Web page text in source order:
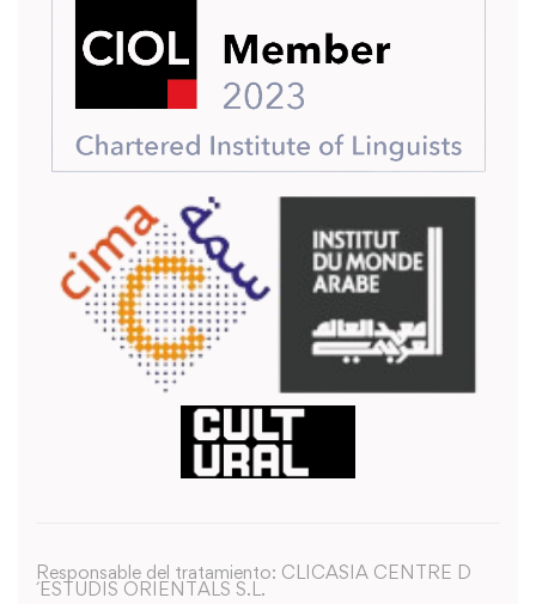
Responsable del tratamiento: CLICASIA CENTRE D
´ESTUDIS ORIENTALS S.L.